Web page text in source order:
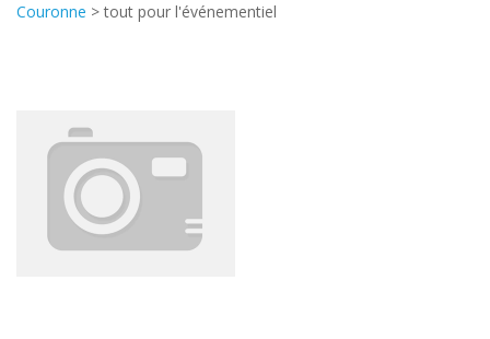
Couronne >tout pour l'événementiel